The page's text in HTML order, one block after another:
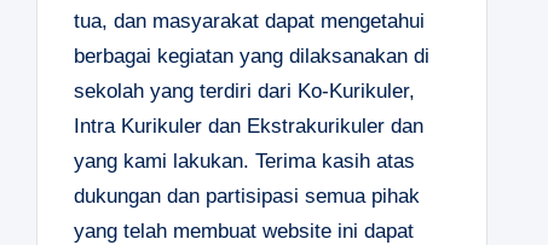
tua, dan masyarakat dapat mengetahui
berbagai kegiatan yang dilaksanakan di
sekolah yang terdiri dari Ko-Kurikuler,
Intra Kurikuler dan Ekstrakurikuler dan
yang kami lakukan. Terima kasih atas
dukungan dan partisipasi semua pihak
yang telah membuat website ini dapat